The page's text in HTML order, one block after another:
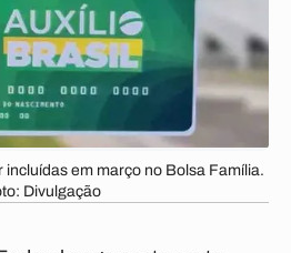
incluídas em março no Bolsa Família.
Divulgação